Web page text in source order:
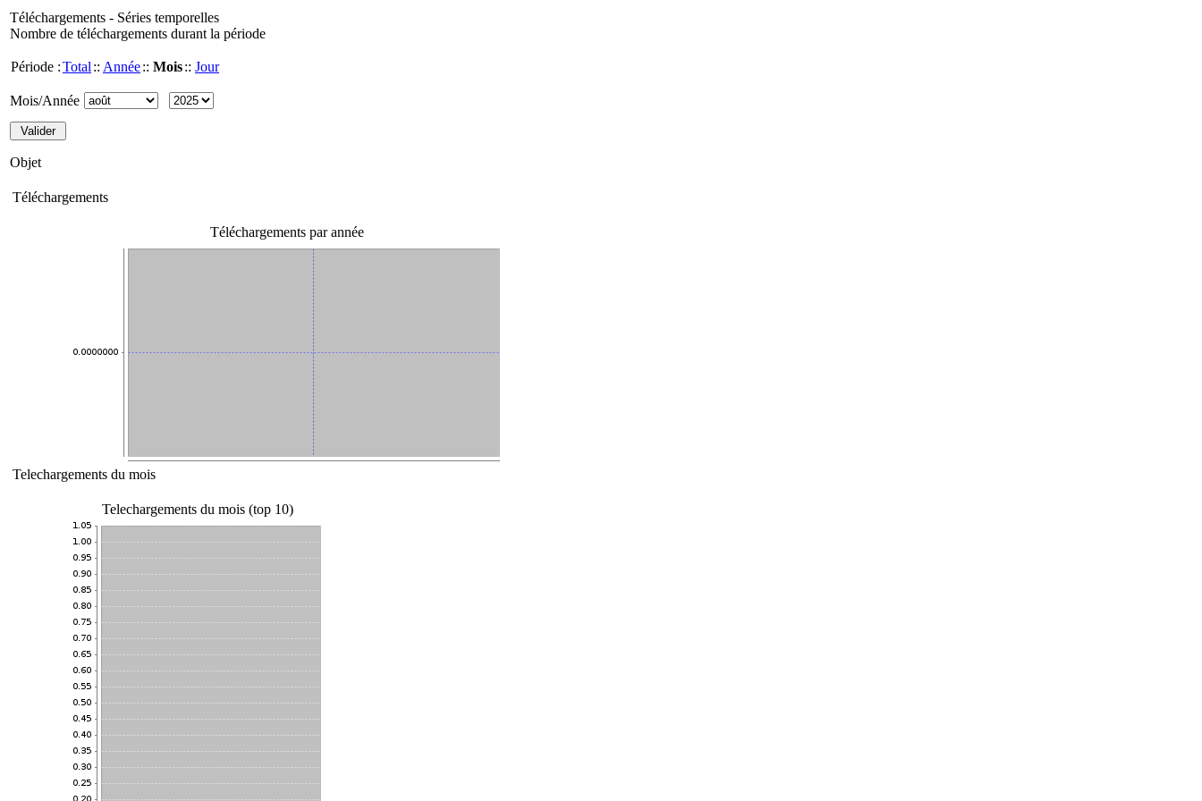
Téléchargements - Séries temporelles
Nombre de téléchargements durant la période
Période :Total :: Année:: Mois:: Jour
Mois/Année
Objet
Téléchargements
Téléchargements par année
Telechargements du mois
Telechargements du mois (top 10)